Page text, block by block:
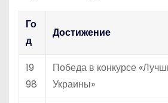
Го
д
Достижение
19
98
Победа в конкурсе
Украины»